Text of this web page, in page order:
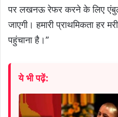
पर लखनऊ रेफर करने के लिए
जाएगी। हमारी प्राथमिकता हर
पहुंचाना है।”
ये भी पढ़ें: